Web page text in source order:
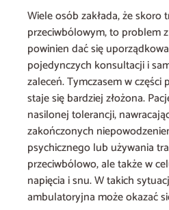
Wiele osób zakłada, że
przeciwbólowym, to problem
powinien dać się
pojedynczych konsultacji i
zaleceń. Tymczasem w
staje się bardziej złożona.
nasilonej tolerancji,
zakończonych
psychicznego lub używania
przeciwbólowo, ale także w
napięcia i snu. W takich
ambulatoryjna może okazać